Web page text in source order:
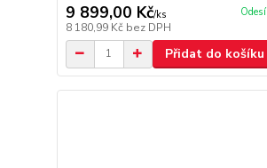
9 899,00 Kč/ks
8 180,99 Kč bez DPH
Přidat do košíku